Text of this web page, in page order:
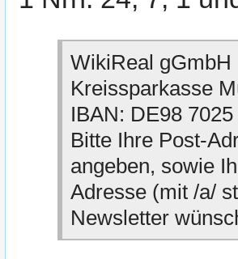
WikiReal gGmbH
Kreissparkasse
IBAN: DE98
Bitte Ihre Post-
angeben, sowie
Adresse (mit /a/
Newsletter